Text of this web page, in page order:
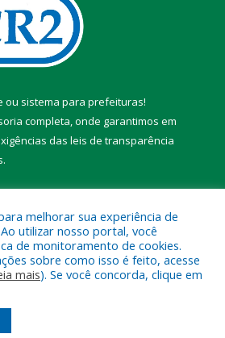
ou sistema para prefeituras!
completa, onde garantimos em
das leis de transparência
a Prefeitura Municipal de Chaves.
Área Administrativa
melhorar sua experiência de
utilizar nosso portal, você
de monitoramento de cookies.
sobre como isso é feito, acesse
mais). Se você concorda, clique em